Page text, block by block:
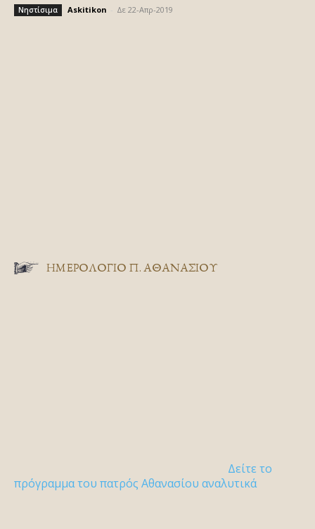
Νηστίσιμα Askitikon Δε 22-Απρ-2019
ΗΜΕΡΟΛΟΓΙΟ Π. ΑΘΑΝΑΣΙΟΥ
Δείτε το
πρόγραμμα του πατρός Αθανασίου αναλυτικά